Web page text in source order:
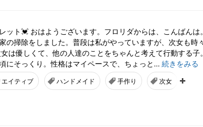
ット💓 おはようございます。フロリダからは、こんばんは。
の掃除をしました。普段は私がやっていますが、次女も時
は優しくて、他の人達のことをちゃんと考えて行動する子。
にそっくり。性格はマイペースで、ちょっと... 続きをみる
エイティブ ハンドメイド 手作り 次女